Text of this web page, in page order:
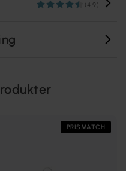
(4.9)
PRISMATCH